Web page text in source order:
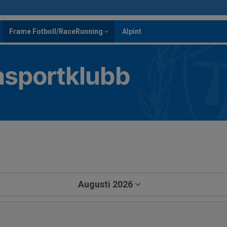
Frame Fotboll/RaceRunning Alpint
Augusti 2026